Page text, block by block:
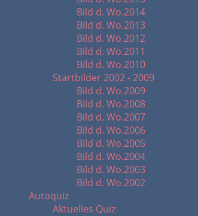
Bild d. Wo.2014
Bild d. Wo.2013
Bild d. Wo.2012
Bild d. Wo.2011
Bild d. Wo.2010
Startbilder 2002 - 2009
Bild d. Wo.2009
Bild d. Wo.2008
Bild d. Wo.2007
Bild d. Wo.2006
Bild d. Wo.2005
Bild d. Wo.2004
Bild d. Wo.2003
Bild d. Wo.2002
Autoquiz
Aktuelles Quiz